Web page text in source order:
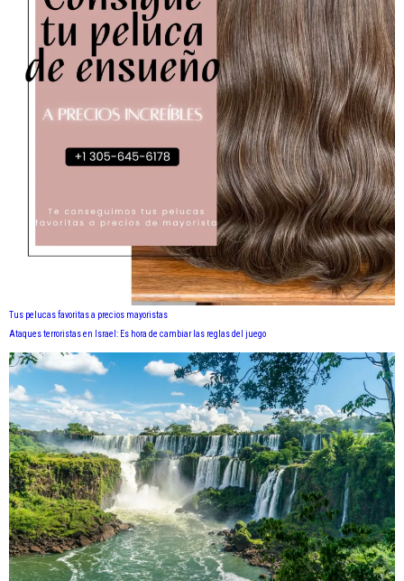
Tus pelucas favoritas a precios mayoristas
Ataques terroristas en Israel: Es hora de cambiar las reglas del juego